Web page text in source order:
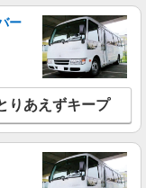
ー
りあえずキープ